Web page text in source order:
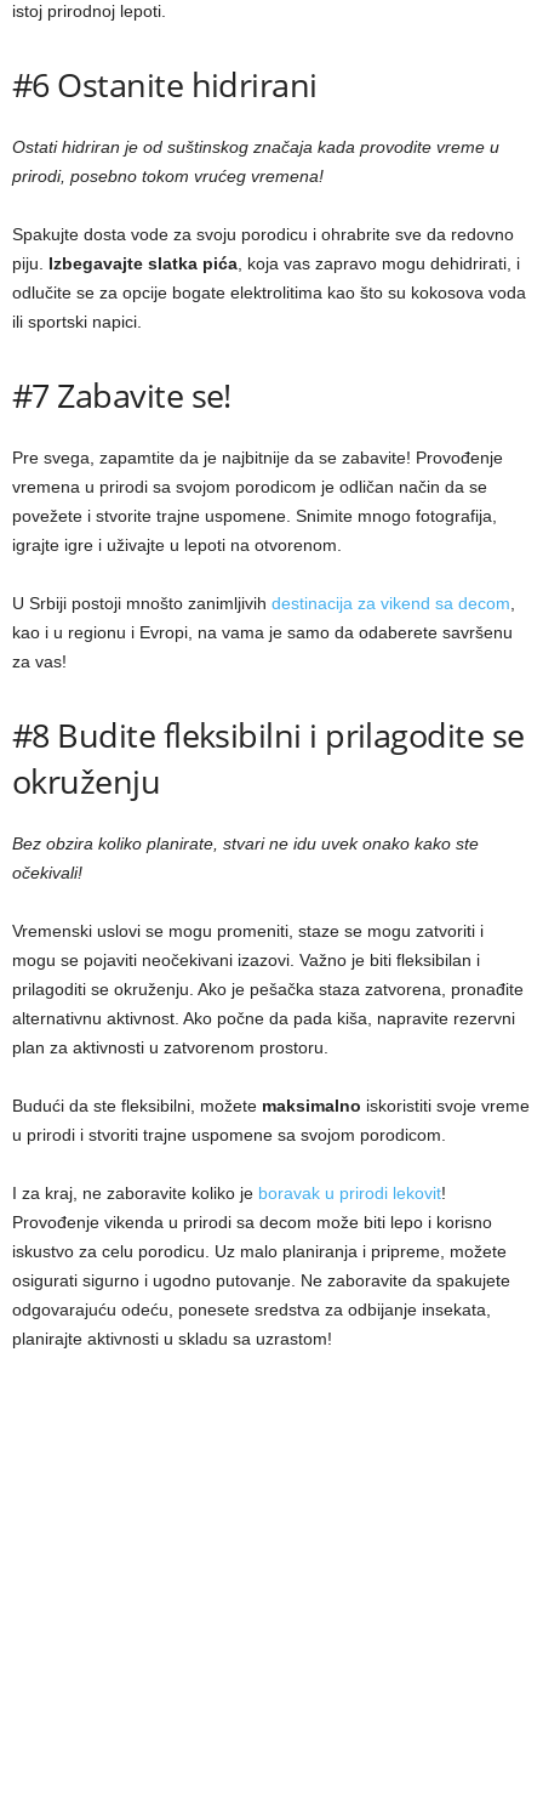
istoj prirodnoj lepoti.
#6 Ostanite hidrirani
Ostati hidriran je od suštinskog značaja kada provodite vreme u
prirodi, posebno tokom vrućeg vremena!
Spakujte dosta vode za svoju porodicu i ohrabrite sve da redovno
piju. Izbegavajte slatka pića , koja vas zapravo mogu dehidrirati, i
odlučite se za opcije bogate elektrolitima kao što su kokosova voda
ili sportski napici.
#7 Zabavite se!
Pre svega, zapamtite da je najbitnije da se zabavite! Provođenje
vremena u prirodi sa svojom porodicom je odličan način da se
povežete i stvorite trajne uspomene. Snimite mnogo fotografija,
igrajte igre i uživajte u lepoti na otvorenom.
U Srbiji postoji mnošto zanimljivih destinacija za vikend sa decom
kao i u regionu i Evropi, na vama je samo da odaberete savršenu
za vas!
#8 Budite fleksibilni i prilagodite se
okruženju
Bez obzira koliko planirate, stvari ne idu uvek onako kako ste
očekivali!
Vremenski uslovi se mogu promeniti, staze se mogu zatvoriti i
mogu se pojaviti neočekivani izazovi. Važno je biti fleksibilan i
prilagoditi se okruženju. Ako je pešačka staza zatvorena, pronađite
alternativnu aktivnost. Ako počne da pada kiša, napravite rezervni
plan za aktivnosti u zatvorenom prostoru.
Budući da ste fleksibilni, možete maksimalno iskoristiti svoje vreme
u prirodi i stvoriti trajne uspomene sa svojom porodicom.
I za kraj, ne zaboravite koliko je boravak u prirodi lekovit!
Provođenje vikenda u prirodi sa decom može biti lepo i korisno
iskustvo za celu porodicu. Uz malo planiranja i pripreme, možete
osigurati sigurno i ugodno putovanje. Ne zaboravite da spakujete
odgovarajuću odeću, ponesete sredstva za odbijanje insekata,
planirajte aktivnosti u skladu sa uzrastom!